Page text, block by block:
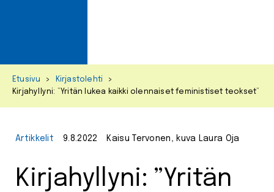
Etusivu > Kirjastolehti
>
Kirjahyllyni: ”Yritän lukea kaikki olennaiset feministiset teokset”
Artikkelit 9.8.2022 Kaisu Tervonen, kuva Laura Oja
Kirjahyllyni: ”Yritän